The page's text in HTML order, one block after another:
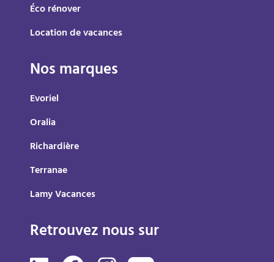
Éco rénover
Location de vacances
Nos marques
Evoriel
Oralia
Richardière
Terranae
Lamy Vacances
Retrouvez nous sur